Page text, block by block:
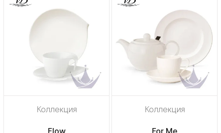
Коллекция
Flow
Коллекция
For Me